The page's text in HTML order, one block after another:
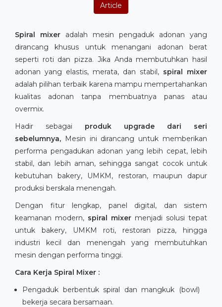
Article
Spiral mixer adalah mesin pengaduk adonan yang
dirancang khusus untuk menangani adonan berat
seperti roti dan pizza. Jika Anda membutuhkan hasil
adonan yang elastis, merata, dan stabil, spiral mixer
adalah pilihan terbaik karena mampu mempertahankan
kualitas adonan tanpa membuatnya panas atau
overmix.
Hadir sebagai produk upgrade dari seri
sebelumnya, Mesin ini dirancang untuk memberikan
performa pengadukan adonan yang lebih cepat, lebih
stabil, dan lebih aman, sehingga sangat cocok untuk
kebutuhan bakery, UMKM, restoran, maupun dapur
produksi berskala menengah.
Dengan fitur lengkap, panel digital, dan sistem
keamanan modern, spiral mixer menjadi solusi tepat
untuk bakery, UMKM roti, restoran pizza, hingga
industri kecil dan menengah yang membutuhkan
mesin dengan performa tinggi.
Cara Kerja Spiral Mixer :
Pengaduk berbentuk spiral dan mangkuk (bowl)
bekerja secara bersamaan.